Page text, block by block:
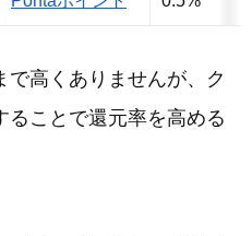
高くありませんが、ク
ることで還元率を高める